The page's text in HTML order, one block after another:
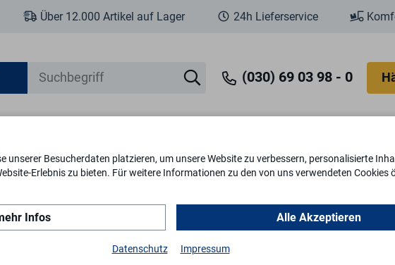
Über 12.000 Artikel auf Lager 24h Lieferservice
(030) 69 03 98 - 0
Fenstersicherheit Schlösser & Zylinder Briefkästen Tresore &
unserer Besucherdaten platzieren, um unsere Website zu verbessern, personalisierte
Erlebnis zu bieten. Für weitere Informationen zu den von uns verwendeten Cookies
Infos Alle Akzeptieren
Datenschutz Impressum